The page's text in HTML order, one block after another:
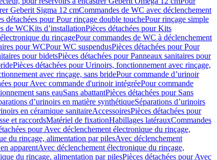
Geberit Sigma 12 cmCommandes de WC avec déclenchement
détachées pour Pour rinçage double touchePour rinçage simple
de WCKits d’installationPièces détachées pour Kits
du rinçagePour commandes de WC à déclenchement
pour WCPour WC suspendusPièces détachées pour Pour
pour bidetsPièces détachées pour Panneaux sanitaires pour
Pièces détachées pour Urinoirs, fonctionnement avec rinçage,
avec rinçage, sans bridePour commande d’urinoir
pour Avec commande d'urinoir intégréePour commande
sans eauSans abattantPièces détachées pour Sans
d’urinoirs en matière synthétiqueSéparations d’urinoirs
en céramique sanitaireAccessoiresPièces détachées pour
et raccordsMatériel de fixationHabillages latérauxCommandes
pour Avec déclenchement électronique du rinçage,
du rinçage, alimentation par pilesAvec déclenchement
apparentAvec déclenchement électronique du rinçage,
du rinçage, alimentation par pilesPièces détachées pour Avec